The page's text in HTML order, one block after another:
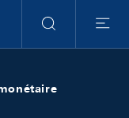
RechercheMenu